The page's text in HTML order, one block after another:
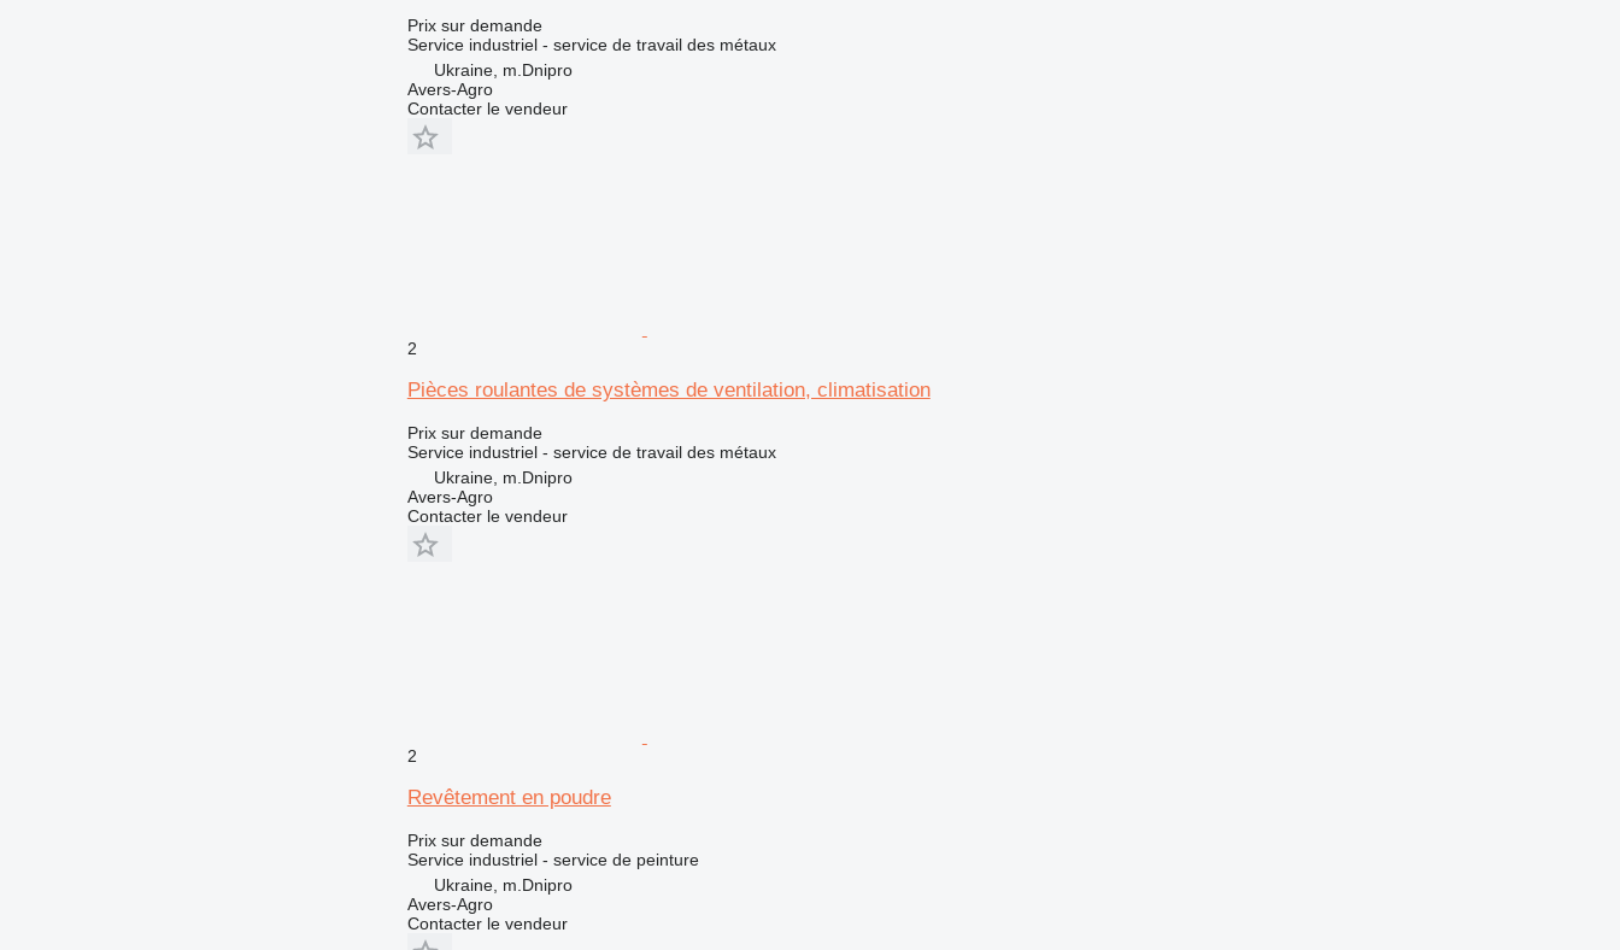
Prix sur demande
Service industriel - service de travail des métaux
Ukraine, m.Dnipro
Avers-Agro
Contacter le vendeur
2
Pièces roulantes de systèmes de ventilation, climatisation
Prix sur demande
Service industriel - service de travail des métaux
Ukraine, m.Dnipro
Avers-Agro
Contacter le vendeur
2
Revêtement en poudre
Prix sur demande
Service industriel - service de peinture
Ukraine, m.Dnipro
Avers-Agro
Contacter le vendeur